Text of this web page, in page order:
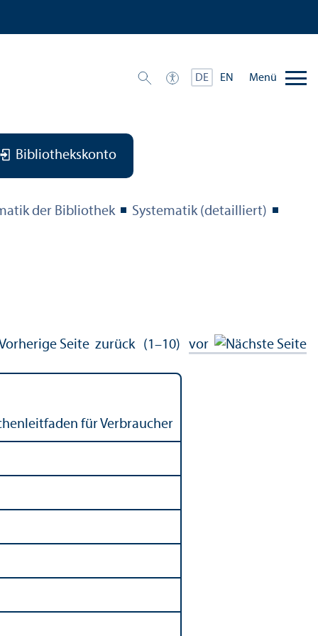
DE EN Menü
Bibliothekskonto
der Bibliothek Systematik (detailliert)
zurück (1–10) vor
für Verbraucher